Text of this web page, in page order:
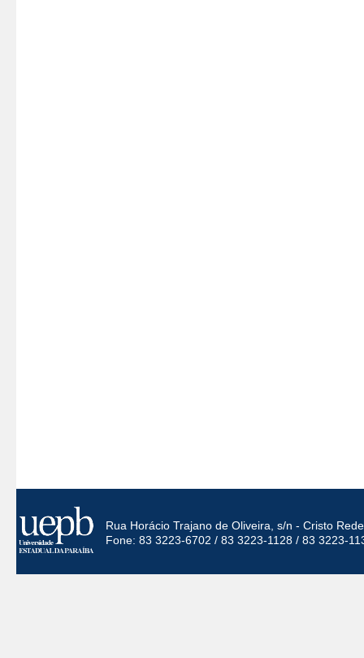
Rua Horácio Trajano de Oliveira, s/n - Cristo
Fone: 83 3223-6702 / 83 3223-1128 / 83 3223-